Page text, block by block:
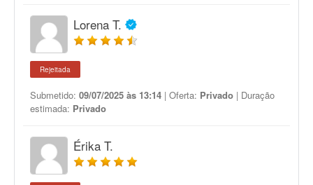
Lorena T.
Rejeitada
Submetido: 09/07/2025 às 13:14 | Oferta: Privado | Duração
estimada: Privado
Érika T.